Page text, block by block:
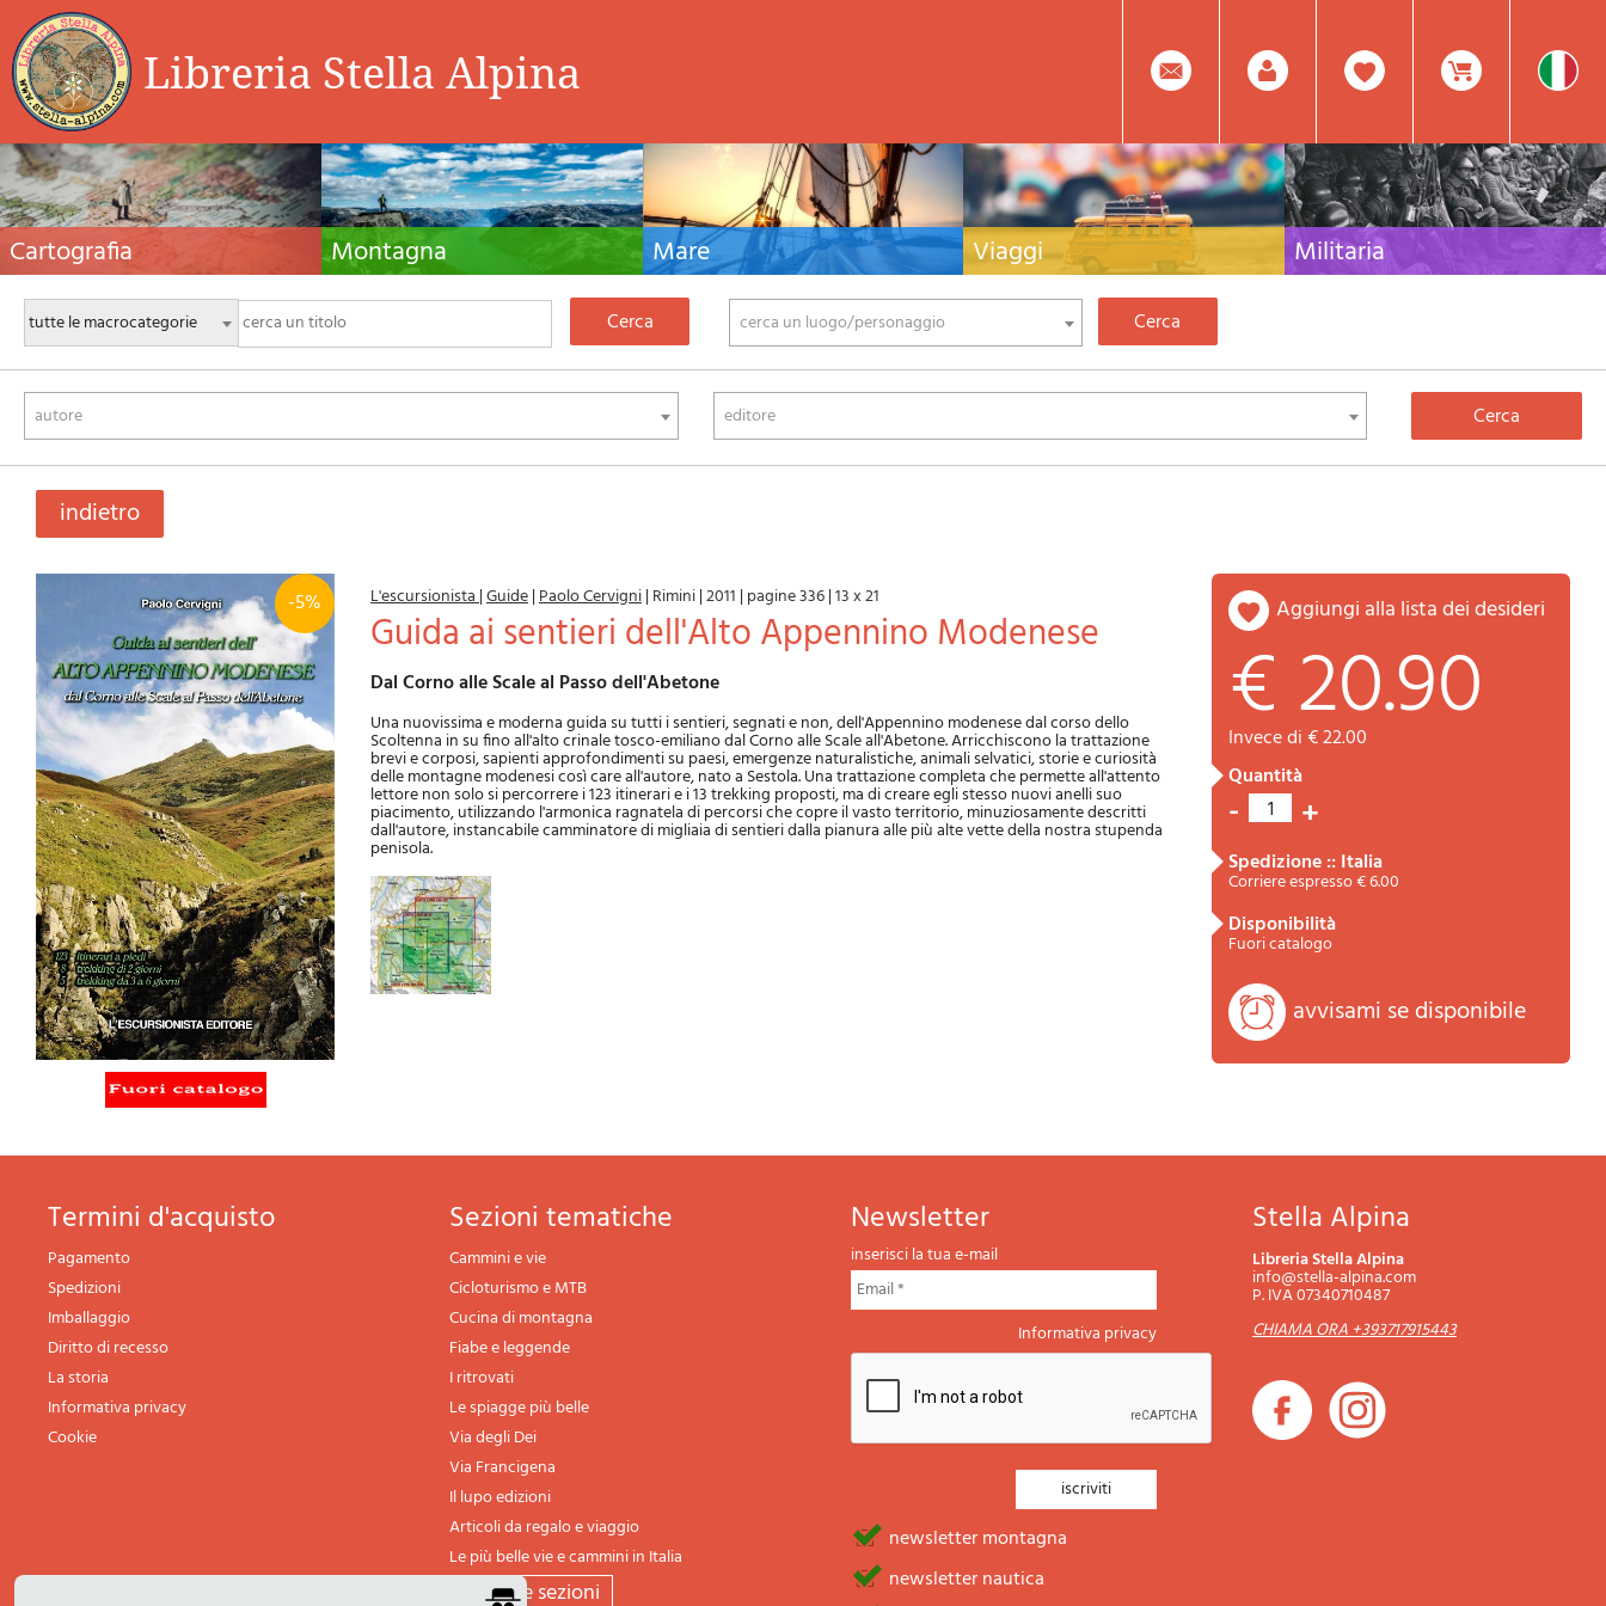
Libreria Stella Alpina 0
Prodotto(i) Attualmente
Nel
Facebook
Registrati
Cartografia
Carte escursionistiche, carte stradali e atlanti,
cartografia d'Italia e di tutto il mondo. Carte dei
sentieri, cartografia per il cicloturismo e
mountain bike
Montagna
Guide alpinistiche, guide escursionistiche,
manuali tecnici per l'alpinismo estivo ed
invernale. Letteratura e filmografia di montagna
Mare
Manuali nautici, cartografia nautica, libri e
letteratura per la barca a vela e motore
Viaggi
Guide turistiche per viaggi e letteratura di
viaggio per l'Italia, l'Europa e tutto il Mondo
Militaria
Raccolta delle migliori pubblicazioni (libri e dvd)
cerca un luogo/personaggio
autore editore
indietro
-5% L'escursionista|Guide|Paolo Cervigni| Rimini|2011 | pagine 336|13 x 21
Guida ai sentieri dell'Alto Appennino Modenese
Dal Corno alle Scale al Passo dell'Abetone
Una nuovissima e moderna guida su tutti i sentieri, segnati e non, dell'Appennino modenese dal corso dello
Scoltenna in su fino all'alto crinale tosco-emiliano dal Corno alle Scale all'Abetone. Arricchiscono la trattazione
brevi e corposi, sapienti approfondimenti su paesi, emergenze naturalistiche, animali selvatici, storie e curiosità
delle montagne modenesi così care all'autore, nato a Sestola. Una trattazione completa che permette all'attento
lettore non solo si percorrere i 123 itinerari e i 13 trekking proposti, ma di creare egli stesso nuovi anelli suo
piacimento, utilizzando l'armonica ragnatela di percorsi che copre il vasto territorio, minuziosamente descritti
dall'autore, instancabile camminatore di migliaia di sentieri dalla pianura alle più alte vette della nostra stupenda
penisola.
aggiungi alla lista dei desideri
€ 20.90
invece di € 22.00
quantità
- 1 +
spedizione :: Italia
Corriere espresso € 6.00
disponibilità
Fuori catalogo
avvisami se disponibile
termini d'acquisto
Pagamento
Spedizioni
Imballaggio
Diritto di recesso
La storia
Informativa privacy
Cookie
sezioni tematiche
Cammini e vie
Cicloturismo e MTB
Cucina di montagna
Fiabe e leggende
I ritrovati
Le spiagge più belle
Via degli Dei
Via Francigena
Il lupo edizioni
Articoli da regalo e viaggio
Le più belle vie e cammini in Italia
tutte le sezioni
newsletter
inserisci la tua e-mail
Informativa privacy
newsletter montagna
newsletter nautica
Stella Alpina
Libreria Stella Alpina
info@stella-alpina.com
P. IVA 07340710487
CHIAMA ORA +393717915443